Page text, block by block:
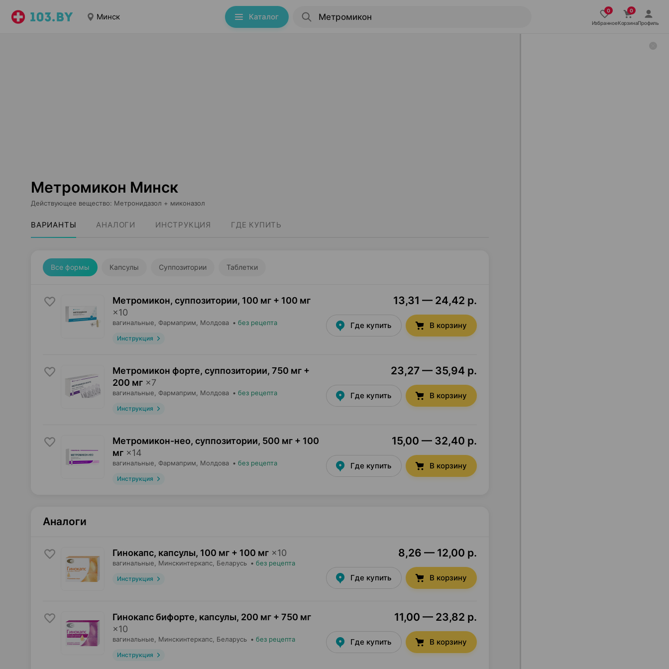
Минск Каталог
ИзбранноеКорзинаПрофиль
Метромикон Минск
Действующее вещество: Метронидазол + миконазол
ВАРИАНТЫ АНАЛОГИ ИНСТРУКЦИЯ ГДЕ КУПИТЬ
Все формы Капсулы Суппозитории Таблетки
Метромикон, суппозитории, 100 мг + 100 мг
×10
вагинальные, Фармаприм , Молдова • без рецепта
Инструкция
13,31 — 24,42 р.
Где купить В корзину
Метромикон форте, суппозитории, 750 мг +
200 мг ×7
вагинальные, Фармаприм , Молдова • без рецепта
Инструкция
23,27 — 35,94 р.
Где купить В корзину
Метромикон-нео, суппозитории, 500 мг + 100
мг ×14
вагинальные, Фармаприм , Молдова • без рецепта
Инструкция
15,00 — 32,40 р.
Где купить В корзину
Аналоги
Гинокапс, капсулы, 100 мг + 100 мг ×10
вагинальные, Минскинтеркапс , Беларусь • без рецепта
Инструкция
8,26 — 12,00 р.
Где купить В корзину
Гинокапс бифорте, капсулы, 200 мг + 750 мг
×10
вагинальные, Минскинтеркапс , Беларусь • без рецепта
Инструкция
11,00 — 23,82 р.
Где купить В корзину